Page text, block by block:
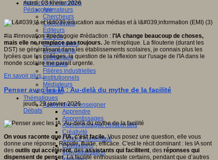
Acteurs de l'éducation
Animateurs
Chercheurs
Collectivités
Editeurs
EdTech
Encadrement
Enseignants
Entreprises
Etudiants
Filières industrielles
Institutionnels
Médiateurs
Parents
Thématiques
Apprendre et enseigner
Apprendre
Apprentissages
Apprentissages collaboratifs
Créativité
Culture numérique
Evaluations
Individualisation
mardi, 03 février 2026
Pédagogie
#ia #innovation #pédagogie #rédaction : l'IA change beaucoup de choses,
mais elle ne remplace pas toujours. Je m'explique. La filouterie (durant les
DST) se généralisant dans les établissements scolaires, je connais plus les
lycées que les collèges, la question de la réflexion sur l'usage de l'IA dans le
monde scolaire me parait urgente.
En savoir plus...
Penser avec les IA : Au-delà du mythe de la facilité
jeudi, 29 janvier 2026
Débats
On vous raconte que l'IA, c'est facile.Vous posez une question, elle vous
donne une réponse. Rapide, fluide, efficace. C'est le récit dominant : les IA sont
des outils qui accélèrent, desassistants qui facilitent, des réponses qui
dispensent de penser. La facilité enthousiaste certains, pendant que d’autres